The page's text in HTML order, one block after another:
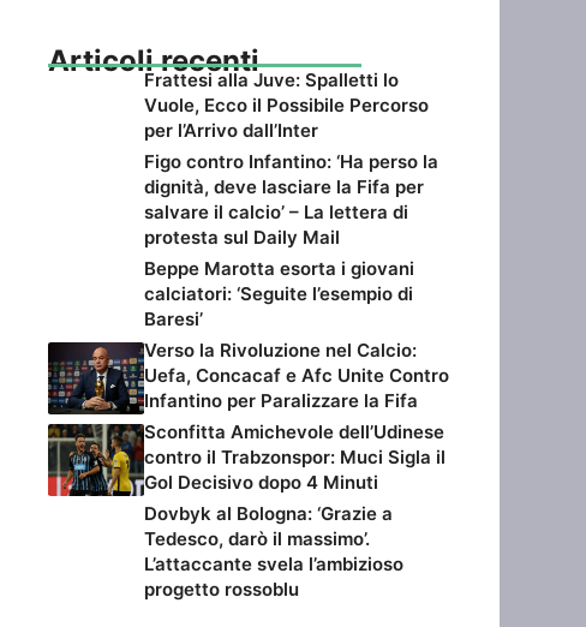
Articoli recenti
Frattesi alla Juve: Spalletti lo
Vuole, Ecco il Possibile Percorso
per l’Arrivo dall’Inter
Figo contro Infantino: ‘Ha perso la
dignità, deve lasciare la Fifa per
salvare il calcio’ – La lettera di
protesta sul Daily Mail
Beppe Marotta esorta i giovani
calciatori: ‘Seguite l’esempio di
Baresi’
Verso la Rivoluzione nel Calcio:
Uefa, Concacaf e Afc Unite Contro
Infantino per Paralizzare la Fifa
Sconfitta Amichevole dell’Udinese
contro il Trabzonspor: Muci Sigla il
Gol Decisivo dopo 4 Minuti
Dovbyk al Bologna: ‘Grazie a
Tedesco, darò il massimo’.
L’attaccante svela l’ambizioso
progetto rossoblu